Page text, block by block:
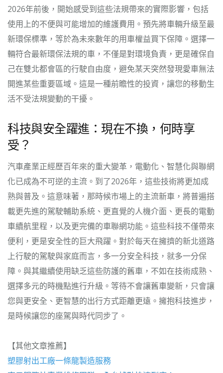
2026年前後，開始感受到這些法規帶來的實際影響，包括
使用上的不便與可能增加的維護費用。預先將車輛升級至最
新環保標準，等於為未來數年的用車權益買下保障。選擇一
輛符合最新環保法規的車，不僅是對環境負責，更是確保自
己在雙北都會區的行駛自由度，避免某天突然發現愛車無法
開進某些重要區域。這是一種前瞻性的投資，讓您的移動生
活不受法規變動的干擾。
科技與安全躍進：現在不換，何時享
受？
汽車產業正經歷百年來的重大變革，電動化、智慧化與聯網
化已成為不可逆的主流。到了2026年，這些技術將更加成
熟與普及。這意味著，那時候市場上的主流新車，將普遍搭
載更先進的駕駛輔助系統、更直覺的人機介面、更長的電動
車續航里程，以及更完備的車聯網功能。這些科技不僅帶來
便利，更是安全性的巨大飛躍。對於每天在擁擠的新北道路
上行駛的駕駛與家庭而言，多一分安全科技，就多一分保
障。與其繼續使用缺乏這些防護的舊車，不如在技術成熟、
選擇多元的時機點進行升級。等待不會讓舊車變新，只會讓
您與更安全、更智慧的出行方式距離更遠。擁抱科技進步，
是時候讓您的座駕與時代同步了。
【其他文章推薦】
塑膠射出工廠一條龍製造服務